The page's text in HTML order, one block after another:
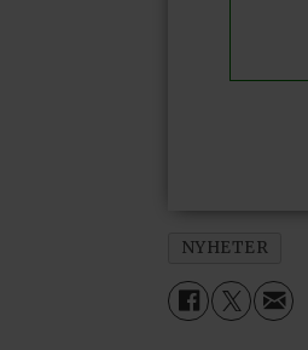
NYHETER